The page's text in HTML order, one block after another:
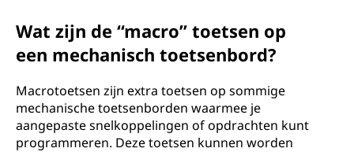
Wat zijn de “macro” toetsen op
een mechanisch toetsenbord?
Macrotoetsen zijn extra toetsen op sommige
mechanische toetsenborden waarmee je
aangepaste snelkoppelingen of opdrachten kunt
programmeren. Deze toetsen kunnen worden